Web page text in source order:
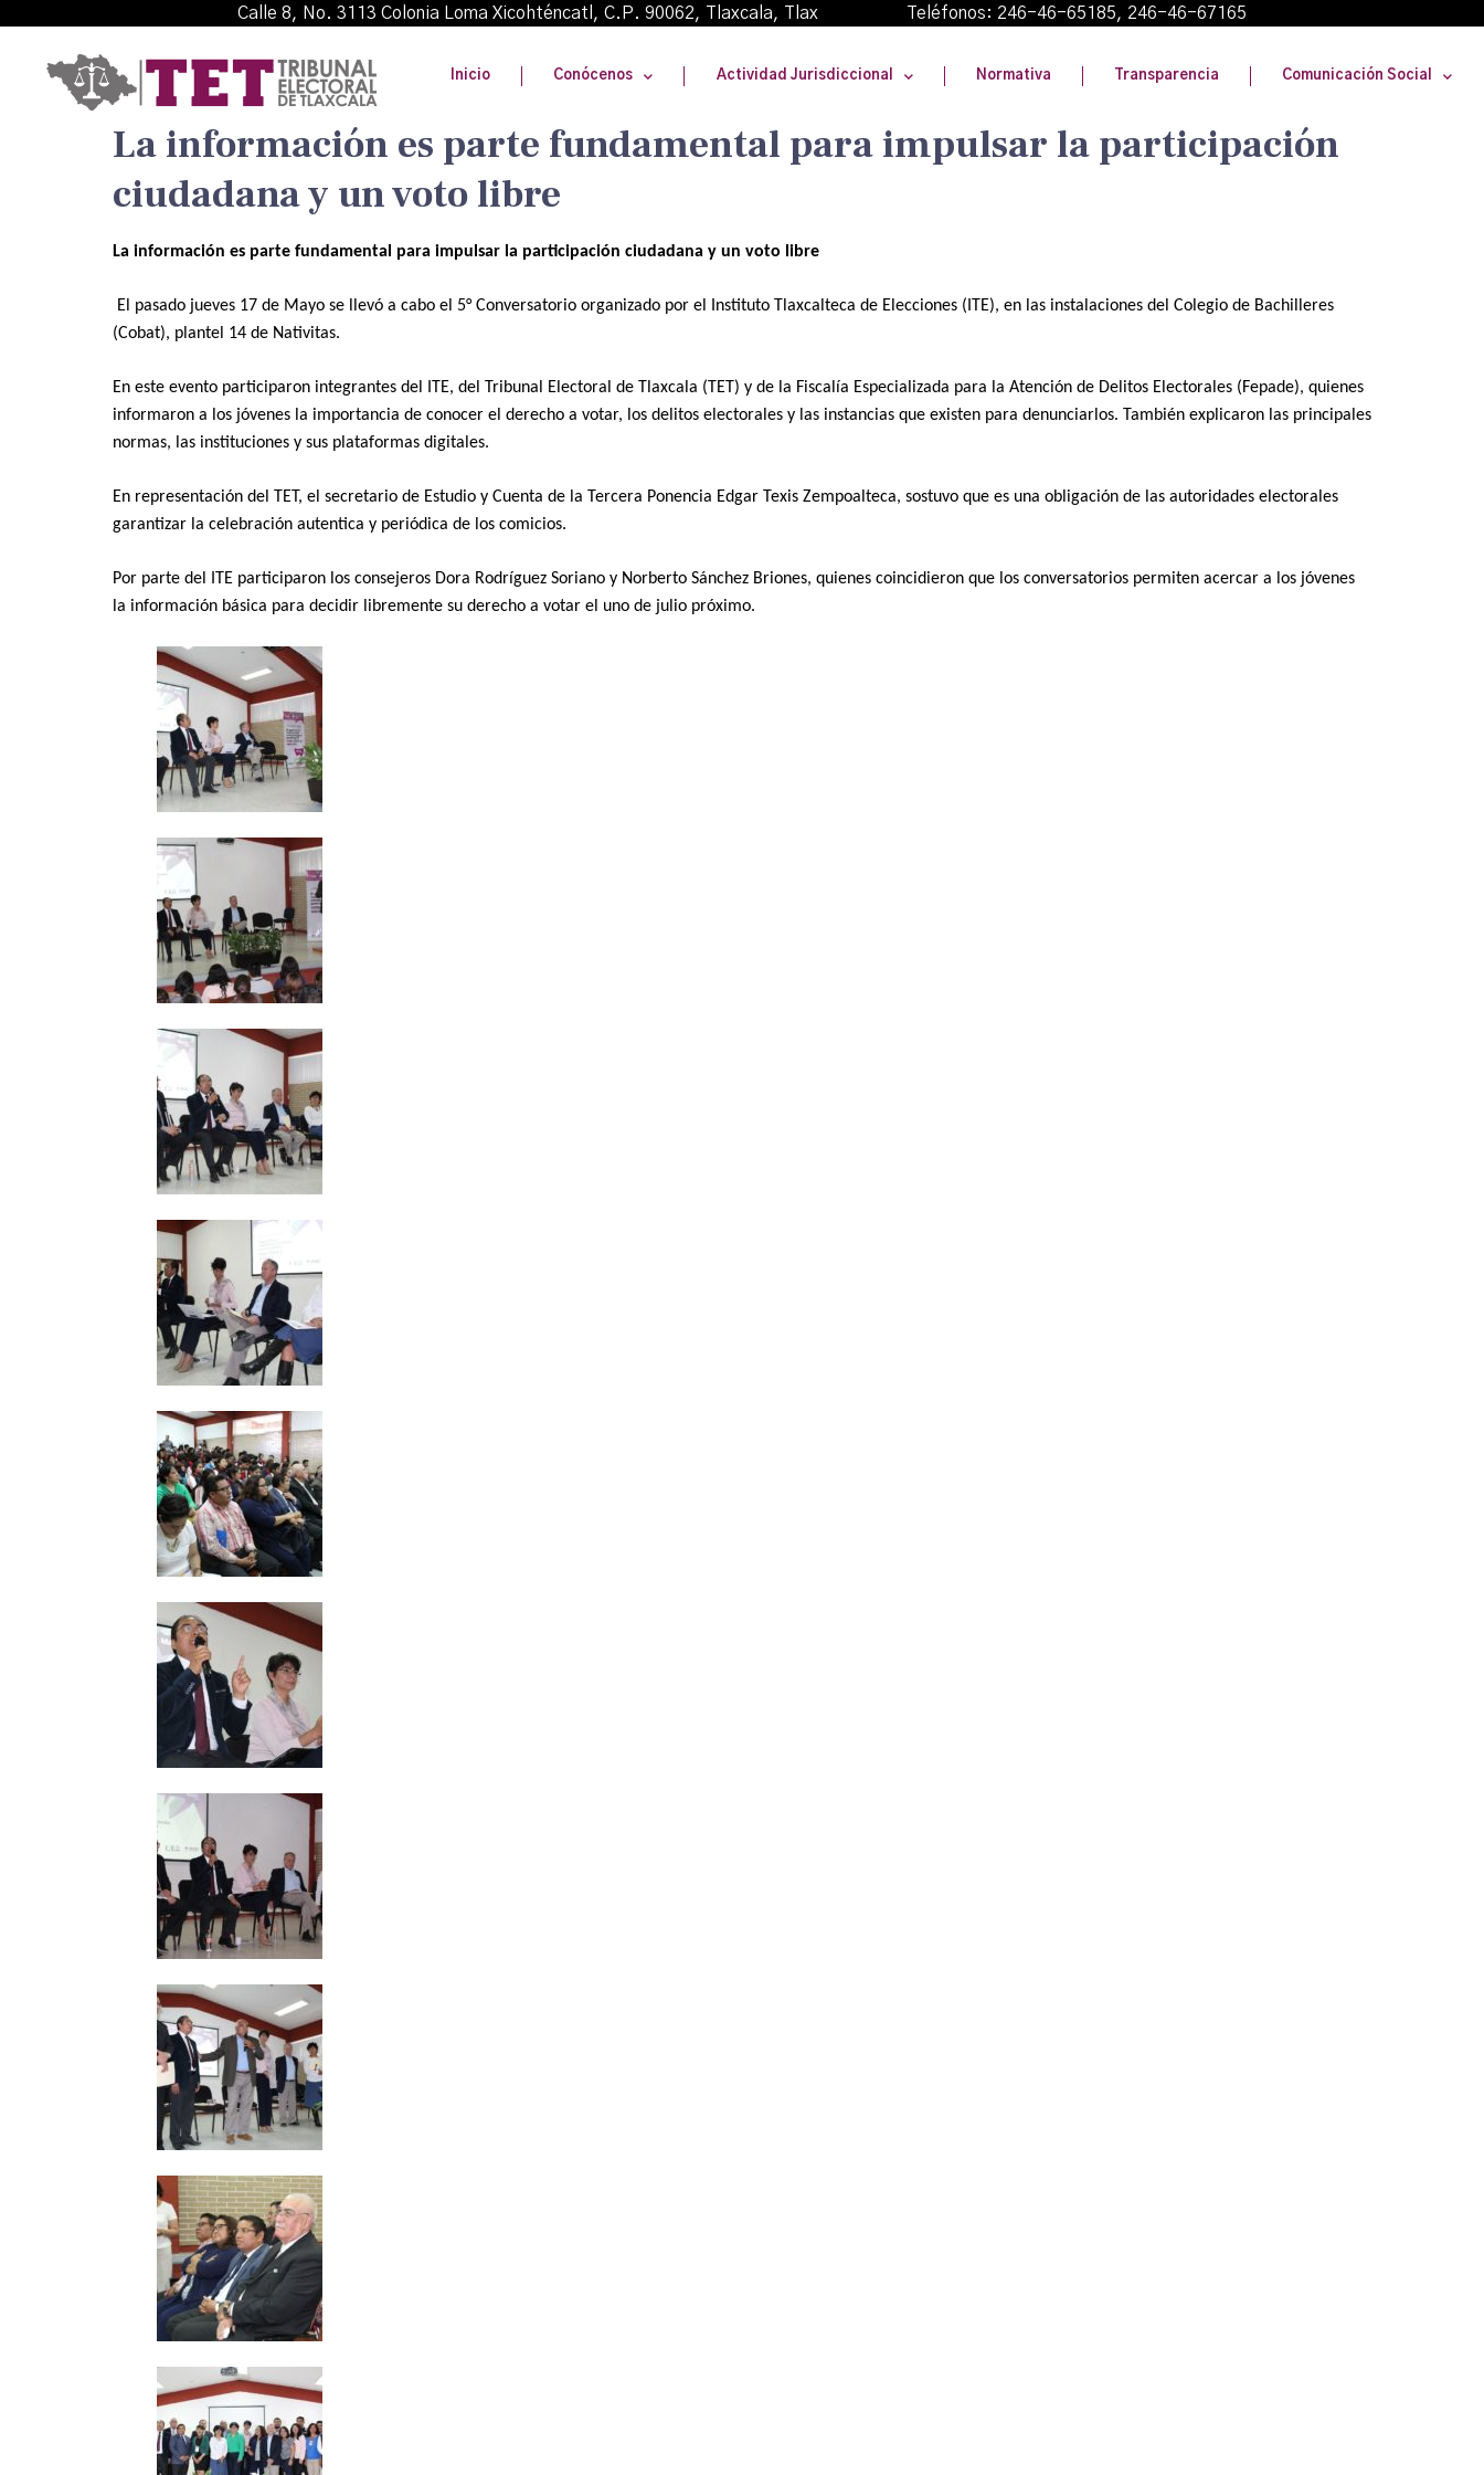
Calle 8, No. 3113 Colonia Loma Xicohténcatl, C.P. 90062, Tlaxcala, Tlax Teléfonos: 246-46-65185, 246-46-67165
Inicio Conócenos Actividad Jurisdiccional Normativa Transparencia Comunicación Social
La información es parte fundamental para impulsar la participación
ciudadana y un voto libre
La información es parte fundamental para impulsar la participación ciudadana y un voto libre
El pasado jueves 17 de Mayo se llevó a cabo el 5° Conversatorio organizado por el Instituto Tlaxcalteca de Elecciones (ITE), en las instalaciones del Colegio de Bachilleres
(Cobat), plantel 14 de Nativitas.
En este evento participaron integrantes del ITE, del Tribunal Electoral de Tlaxcala (TET) y de la Fiscalía Especializada para la Atención de Delitos Electorales (Fepade), quienes
informaron a los jóvenes la importancia de conocer el derecho a votar, los delitos electorales y las instancias que existen para denunciarlos. También explicaron las principales
normas, las instituciones y sus plataformas digitales.
En representación del TET, el secretario de Estudio y Cuenta de la Tercera Ponencia Edgar Texis Zempoalteca, sostuvo que es una obligación de las autoridades electorales
garantizar la celebración autentica y periódica de los comicios.
Por parte del ITE participaron los consejeros Dora Rodríguez Soriano y Norberto Sánchez Briones, quienes coincidieron que los conversatorios permiten acercar a los jóvenes
la información básica para decidir libremente su derecho a votar el uno de julio próximo.